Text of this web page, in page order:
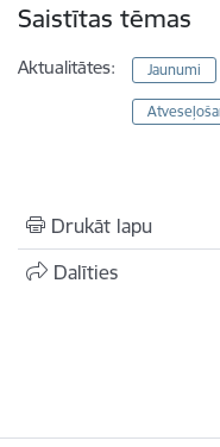
Saistītas tēmas
Aktualitātes: Jaunumi
Drukāt lapu
Dalīties